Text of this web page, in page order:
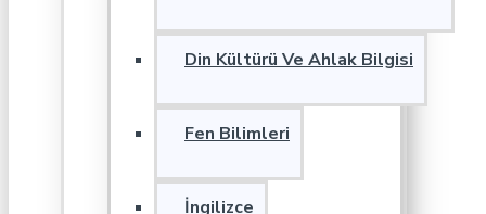
Din Kültürü Ve Ahlak Bilgisi
Fen Bilimleri
İngilizce